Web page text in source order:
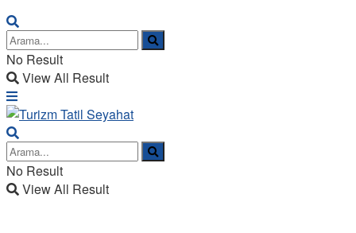
No Result
View All Result
No Result
View All Result